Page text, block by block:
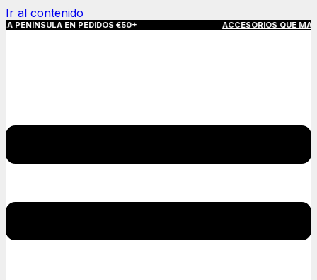
Ir al contenido
EN PEDIDOS €50+ ACCESORIOS QUE MARCAN LA